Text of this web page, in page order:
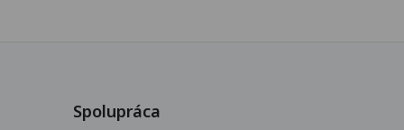
Spolupráca